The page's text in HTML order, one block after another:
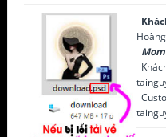
Hoàng